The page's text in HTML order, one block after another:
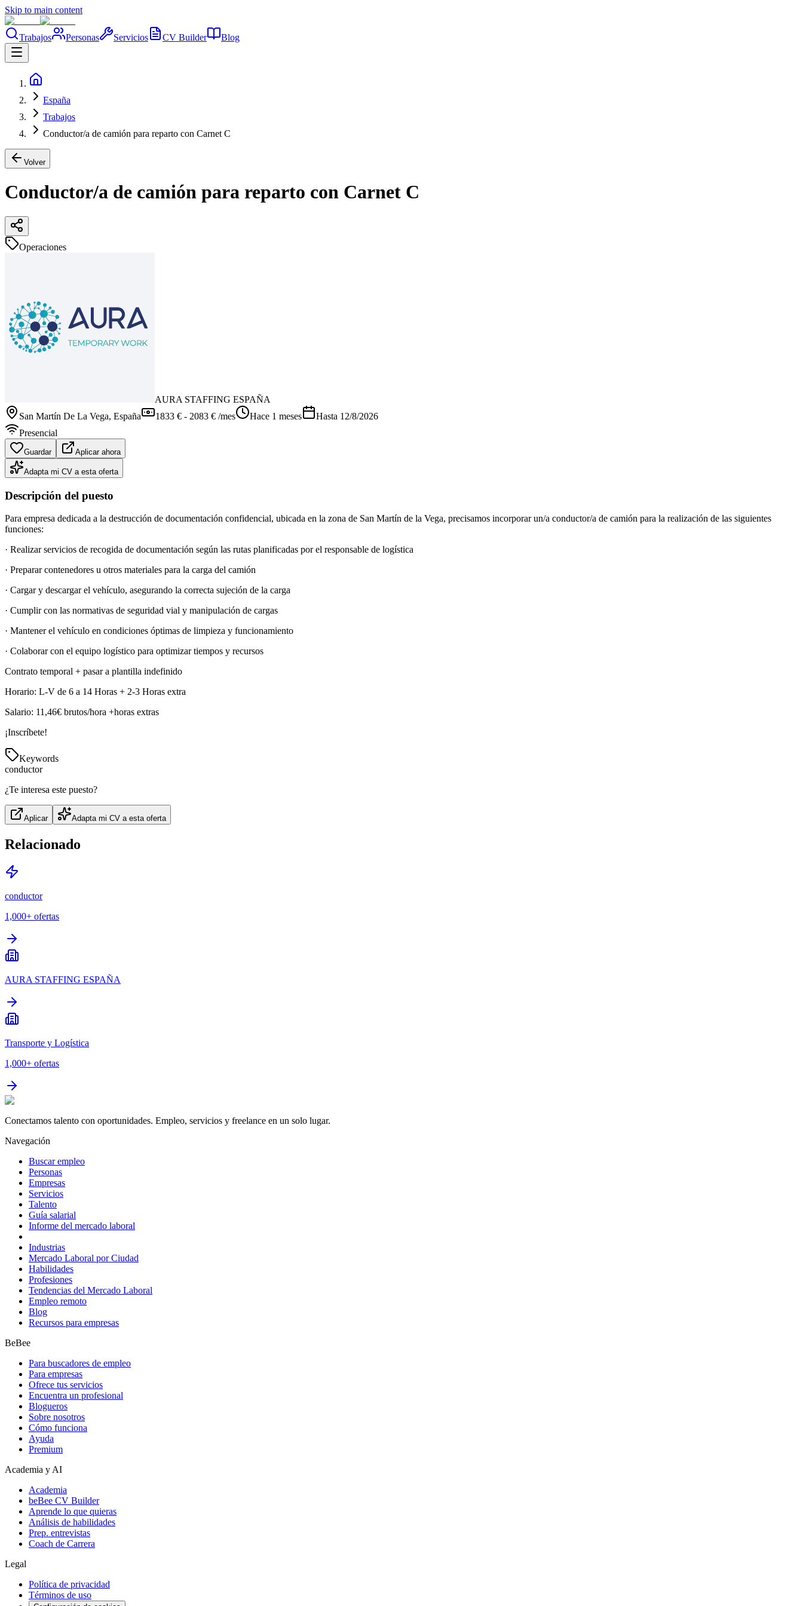
Skip to main content
Trabajos Personas Servicios CV Builder Blog
España
Trabajos
Conductor/a de camión para reparto con Carnet C
Volver
Conductor/a de camión para reparto con Carnet C
Operaciones
AURA STAFFING ESPAÑA
San Martín De La Vega, España 1833 € - 2083 € /mes Hace 1 meses Hasta 12/8/2026
Presencial
Guardar Aplicar ahora
Adapta mi CV a esta oferta
Descripción del puesto
Para empresa dedicada a la destrucción de documentación confidencial, ubicada en la zona de San Martín de la Vega, precisamos incorporar un/a conductor/a de camión para la realización de las siguientes
funciones:
· Realizar servicios de recogida de documentación según las rutas planificadas por el responsable de logística
· Preparar contenedores u otros materiales para la carga del camión
· Cargar y descargar el vehículo, asegurando la correcta sujeción de la carga
· Cumplir con las normativas de seguridad vial y manipulación de cargas
· Mantener el vehículo en condiciones óptimas de limpieza y funcionamiento
· Colaborar con el equipo logístico para optimizar tiempos y recursos
Contrato temporal + pasar a plantilla indefinido
Horario: L-V de 6 a 14 Horas + 2-3 Horas extra
Salario: 11,46€ brutos/hora +horas extras
¡Inscríbete!
Keywords
conductor
¿Te interesa este puesto?
Aplicar Adapta mi CV a esta oferta
Relacionado
conductor
1,000+ ofertas
AURA STAFFING ESPAÑA
Transporte y Logística
1,000+ ofertas
Conectamos talento con oportunidades. Empleo, servicios y freelance en un solo lugar.
Navegación
Buscar empleo
Personas
Empresas
Servicios
Talento
Guía salarial
Informe del mercado laboral
Industrias
Mercado Laboral por Ciudad
Habilidades
Profesiones
Tendencias del Mercado Laboral
Empleo remoto
Blog
Recursos para empresas
BeBee
Para buscadores de empleo
Para empresas
Ofrece tus servicios
Encuentra un profesional
Blogueros
Sobre nosotros
Cómo funciona
Ayuda
Premium
Academia y AI
Academia
beBee CV Builder
Aprende lo que quieras
Análisis de habilidades
Prep. entrevistas
Coach de Carrera
Legal
Política de privacidad
Términos de uso